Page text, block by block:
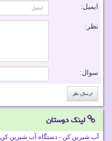
ایمیل:
نظر:
سوال:
لینک دوستان
آب شیرین کن - دستگاه آب شیرین کن